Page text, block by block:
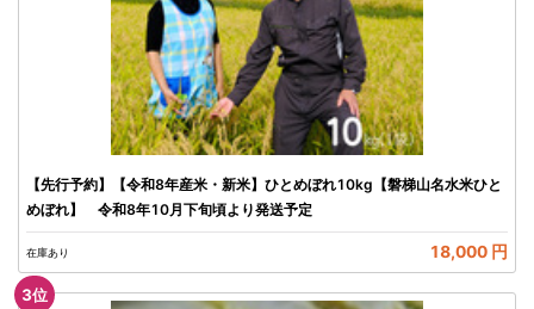
【先行予約】【令和8年産米・新米】ひとめぼれ10kg【磐梯山名水米ひと
めぼれ】 令和8年10月下旬頃より発送予定
在庫あり 18,000 円
3位